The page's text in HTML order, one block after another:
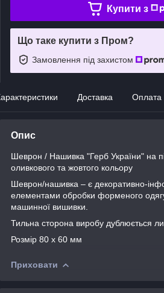
Купити з
Що таке купити з Пром?
Замовлення під захистом
Доставка Оплата
Опис
Шеврон / Нашивка "Герб України" на
оливкового та жовтого кольору
Шеврон/нашивка – є декоративно-
елементами обробки форменого
машинної вишивки.
Тильна сторона виробу дублюється
Розмір 80 х 60 мм
Приховати